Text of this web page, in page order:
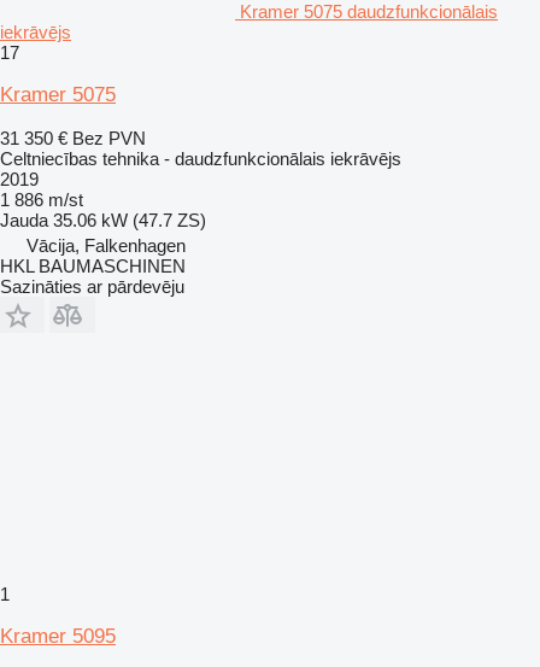
Kramer 5075 daudzfunkcionālais
iekrāvējs
17
Kramer 5075
31 350 € Bez PVN
Celtniecības tehnika - daudzfunkcionālais iekrāvējs
2019
1 886 m/st
Jauda 35.06 kW (47.7 ZS)
Vācija, Falkenhagen
HKL BAUMASCHINEN
Sazināties ar pārdevēju
1
Kramer 5095